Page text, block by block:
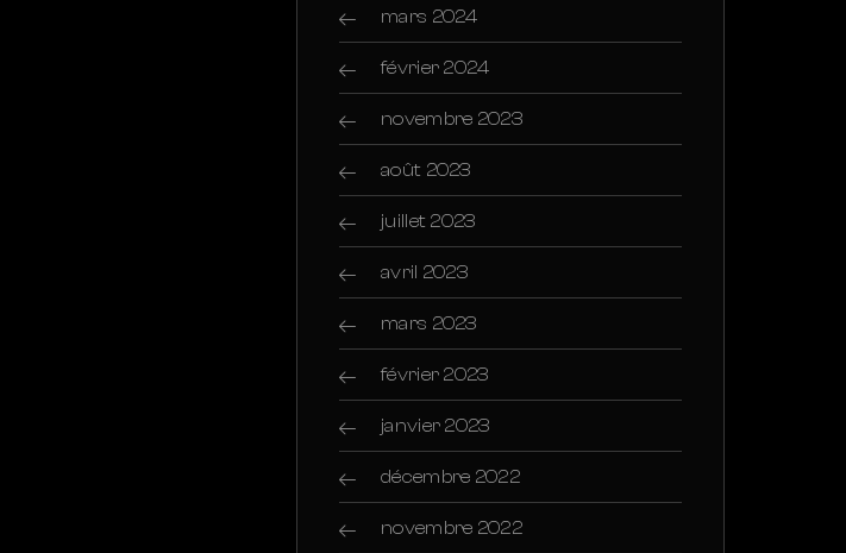
mars 2024
février 2024
novembre 2023
août 2023
juillet 2023
avril 2023
mars 2023
février 2023
janvier 2023
décembre 2022
novembre 2022